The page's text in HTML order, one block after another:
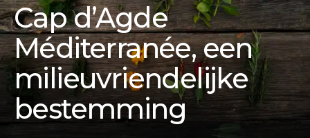
Cap d’Agde
Méditerranée, een
milieuvriendelijke
bestemming